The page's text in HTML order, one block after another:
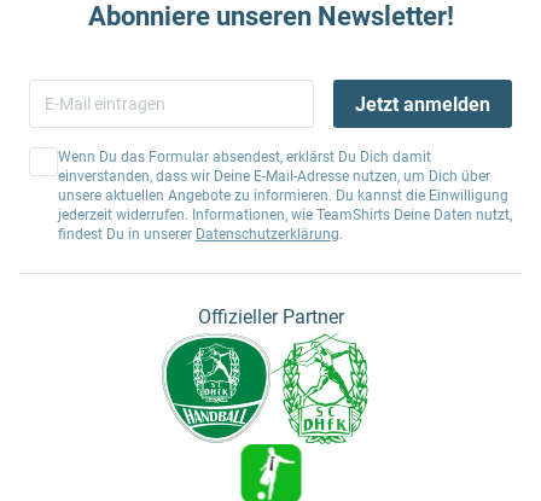
Abonniere unseren Newsletter!
Jetzt anmelden
Wenn Du das Formular absendest, erklärst Du Dich damit
einverstanden, dass wir Deine E-Mail-Adresse nutzen, um Dich über
unsere aktuellen Angebote zu informieren. Du kannst die Einwilligung
jederzeit widerrufen. Informationen, wie TeamShirts Deine Daten nutzt,
findest Du in unserer Datenschutzerklärung.
Offizieller Partner